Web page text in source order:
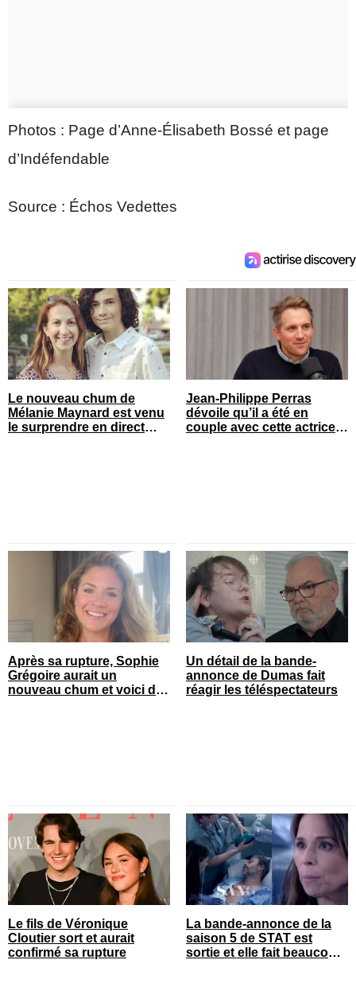
Photos : Page d’Anne-Élisabeth Bossé et page
d’Indéfendable
Source : Échos Vedettes
Le nouveau chum de
Mélanie Maynard est venu
le surprendre en direct
Jean-Philippe Perras
dévoile qu’il a été en
couple avec cette actrice
Après sa rupture, Sophie
Grégoire aurait un
nouveau chum et voici de
Un détail de la bande-
annonce de Dumas fait
réagir les téléspectateurs
Le fils de Véronique
Cloutier sort et aurait
confirmé sa rupture
La bande-annonce de la
saison 5 de STAT est
sortie et elle fait beaucoup